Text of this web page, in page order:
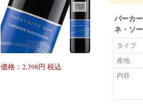
パーカ
ネ・ソ
タイプ
産地
内容
価格：2,398円 税込